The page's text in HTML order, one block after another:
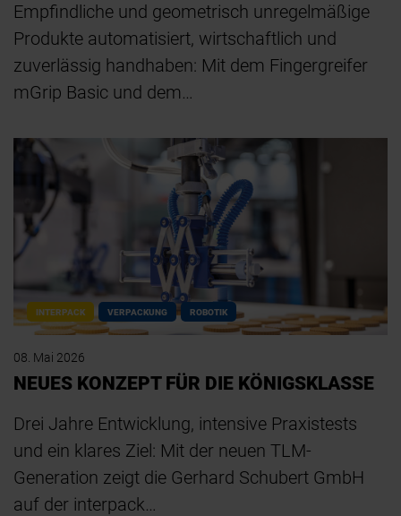
Empfindliche und geometrisch unregelmäßige
Produkte automatisiert, wirtschaftlich und
zuverlässig handhaben: Mit dem Fingergreifer
mGrip Basic und dem…
INTERPACK VERPACKUNG ROBOTIK
08. Mai 2026
NEUES KONZEPT FÜR DIE KÖNIGSKLASSE
Drei Jahre Entwicklung, intensive Praxistests
und ein klares Ziel: Mit der neuen TLM-
Generation zeigt die Gerhard Schubert GmbH
auf der interpack…